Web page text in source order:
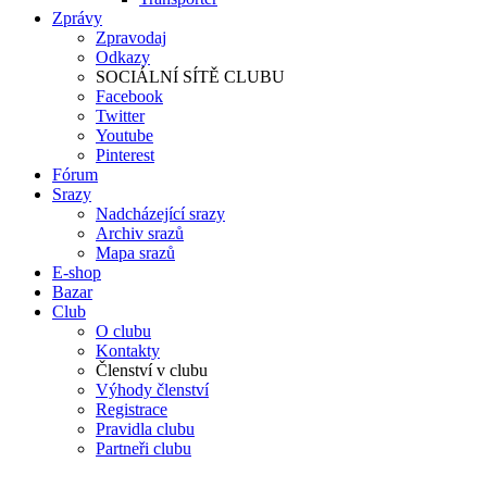
Zprávy
Zpravodaj
Odkazy
SOCIÁLNÍ SÍTĚ CLUBU
Facebook
Twitter
Youtube
Pinterest
Fórum
Srazy
Nadcházející srazy
Archiv srazů
Mapa srazů
E-shop
Bazar
Club
O clubu
Kontakty
Členství v clubu
Výhody členství
Registrace
Pravidla clubu
Partneři clubu